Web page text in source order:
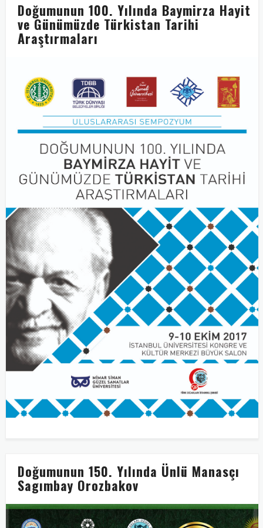
Doğumunun 100. Yılında Baymirza Hayit
ve Günümüzde Türkistan Tarihi
Araştırmaları
Doğumunun 150. Yılında Ünlü Manasçı
Sagımbay Orozbakov